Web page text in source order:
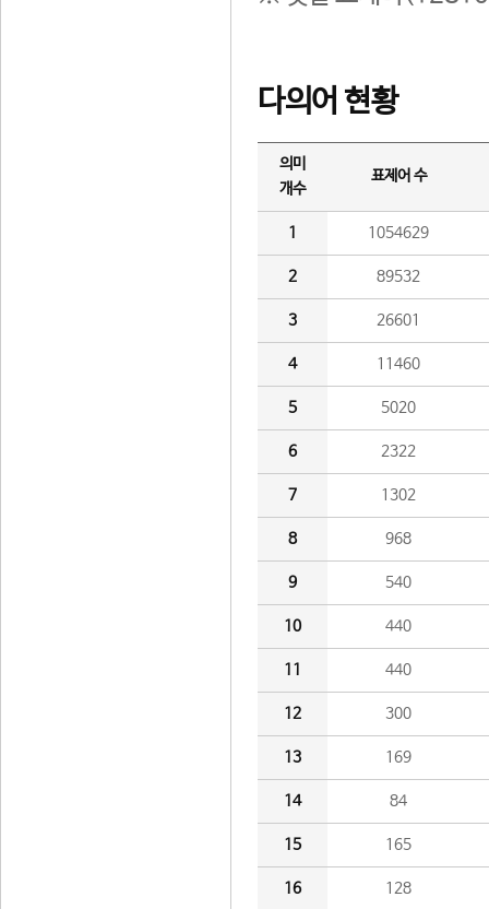
다의어 현황
의미
개수
표제어 수
1 1054629
2 89532
3 26601
4 11460
5 5020
6 2322
7 1302
8 968
9 540
10 440
11 440
12 300
13 169
14 84
15 165
16 128